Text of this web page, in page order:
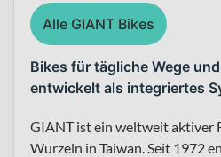
Alle GIANT Bikes
Bikes für tägliche Wege
entwickelt als integriertes
GIANT ist ein weltweit aktiver
Wurzeln in Taiwan. Seit 1972